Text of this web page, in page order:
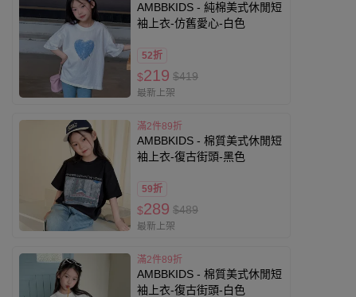
AMBBKIDS - 純棉美式休閒短
袖上衣-仿舊愛心-白色
52折
$219 $419
最新上架
滿2件89折
AMBBKIDS - 棉質美式休閒短
袖上衣-復古街頭-黑色
59折
$289 $489
最新上架
滿2件89折
AMBBKIDS - 棉質美式休閒短
袖上衣-復古街頭-白色